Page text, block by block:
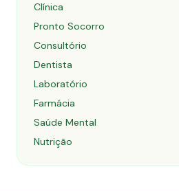
Clínica
Pronto Socorro
Consultório
Dentista
Laboratório
Farmácia
Saúde Mental
Nutrição